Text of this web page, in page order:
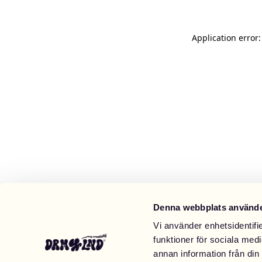
Denna webbplats
Vi använder
funktioner för sociala
annan information från
Application